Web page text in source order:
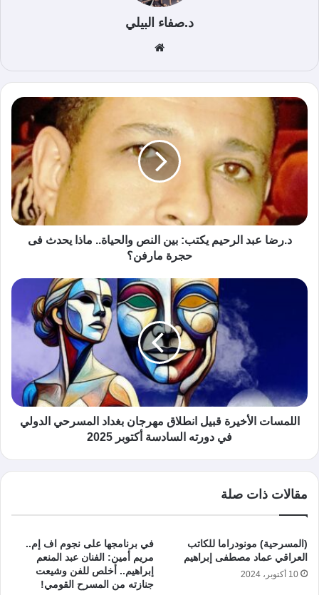
د.صفاء البيلي
الوي
ب
د.رضا عبد الرحيم يكتب: بين النص والحياة.. ماذا يحدث فى
حجرة مارفن؟
اللمسات الأخيرة قبيل انطلاق مهرجان بغداد المسرحي الدولي
في دورته السادسة أكتوبر 2025
مقالات ذات صلة
(المسرحية) مونودراما للكاتب
العراقي عماد مصطفى إبراهيم
10 أكتوبر، 2024
في برنامجها على نجوم اف إم..
مريم أمين: الفنان عبد المنعم
إبراهيم.. أخلص للفن وشيعت
جنازته من المسرح القومي!